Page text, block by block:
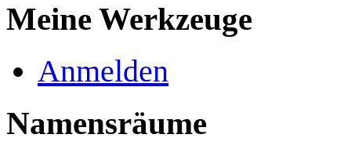
Meine Werkzeuge
Anmelden
Namensräume